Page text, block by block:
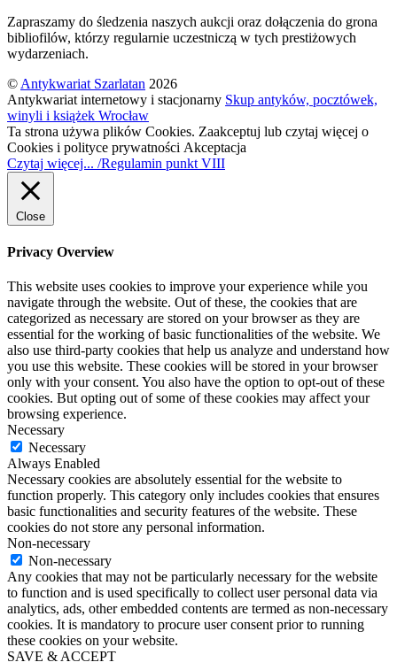
Zapraszamy do śledzenia naszych aukcji oraz dołączenia do grona
bibliofilów, którzy regularnie uczestniczą w tych prestiżowych
wydarzeniach.
© Antykwariat Szarlatan 2026
Antykwariat internetowy i stacjonarny Skup antyków, pocztówek,
winyli i książek Wrocław
Ta strona używa plików Cookies. Zaakceptuj lub czytaj więcej o
Cookies i polityce prywatności Akceptacja
Czytaj więcej... /Regulamin punkt VIII
Close
Privacy Overview
This website uses cookies to improve your experience while you
navigate through the website. Out of these, the cookies that are
categorized as necessary are stored on your browser as they are
essential for the working of basic functionalities of the website. We
also use third-party cookies that help us analyze and understand how
you use this website. These cookies will be stored in your browser
only with your consent. You also have the option to opt-out of these
cookies. But opting out of some of these cookies may affect your
browsing experience.
Necessary
Necessary
Always Enabled
Necessary cookies are absolutely essential for the website to
function properly. This category only includes cookies that ensures
basic functionalities and security features of the website. These
cookies do not store any personal information.
Non-necessary
Non-necessary
Any cookies that may not be particularly necessary for the website
to function and is used specifically to collect user personal data via
analytics, ads, other embedded contents are termed as non-necessary
cookies. It is mandatory to procure user consent prior to running
these cookies on your website.
SAVE & ACCEPT